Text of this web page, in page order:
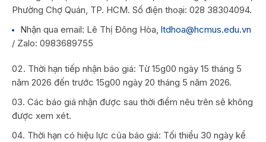
Phường Chợ Quán, TP. HCM. Số điện thoại: 028 38304094.
Nhận qua email: Lê Thị Đông Hòa, ltdhoa@hcmus.edu.vn
/ Zalo: 0983689755
Thời hạn tiếp nhận báo giá: Từ 15g00 ngày 15 tháng 5
năm 2026 đến trước 15g00 ngày 20 tháng 5 năm 2026.
Các báo giá nhận được sau thời điểm nêu trên sẽ không
được xem xét.
Thời hạn có hiệu lực của báo giá: Tối thiểu 30 ngày kể